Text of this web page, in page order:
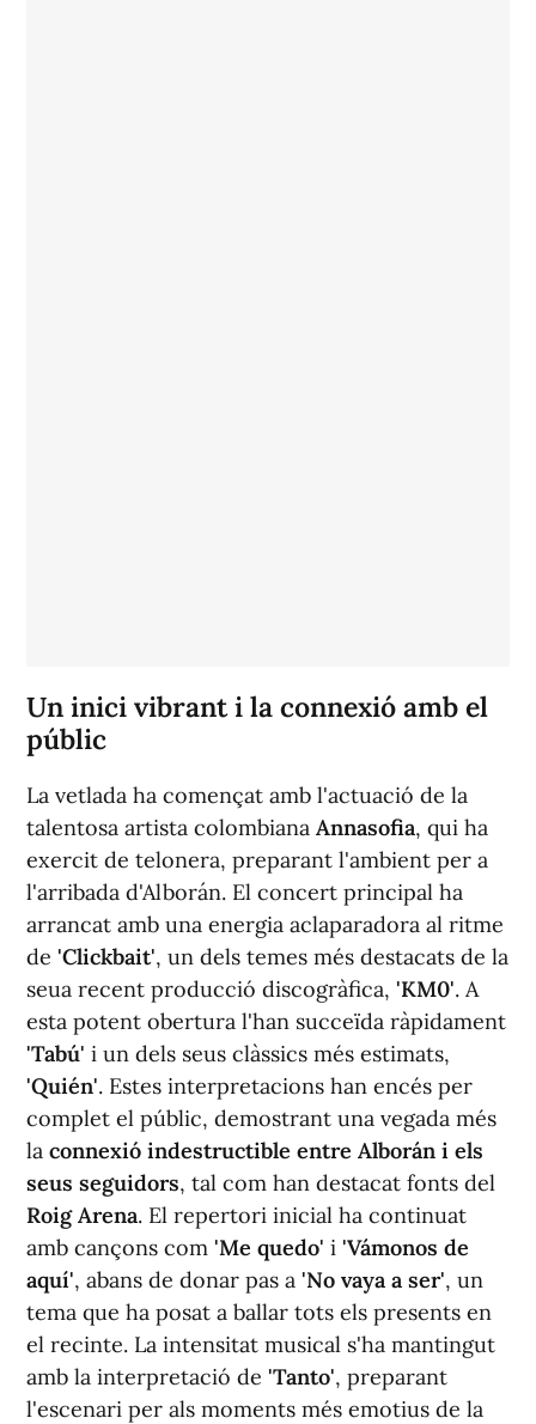
Un inici vibrant i la connexió amb el
públic
La vetlada ha començat amb l'actuació de la
talentosa artista colombiana Annasofia, qui ha
exercit de telonera, preparant l'ambient per a
l'arribada d'Alborán. El concert principal ha
arrancat amb una energia aclaparadora al ritme
de 'Clickbait', un dels temes més destacats de la
seua recent producció discogràfica, 'KM0'. A
esta potent obertura l'han succeïda ràpidament
'Tabú' i un dels seus clàssics més estimats,
'Quién'. Estes interpretacions han encés per
complet el públic, demostrant una vegada més
la connexió indestructible entre Alborán i els
seus seguidors, tal com han destacat fonts del
Roig Arena. El repertori inicial ha continuat
amb cançons com 'Me quedo' i 'Vámonos de
aquí', abans de donar pas a 'No vaya a ser', un
tema que ha posat a ballar tots els presents en
el recinte. La intensitat musical s'ha mantingut
amb la interpretació de 'Tanto', preparant
l'escenari per als moments més emotius de la